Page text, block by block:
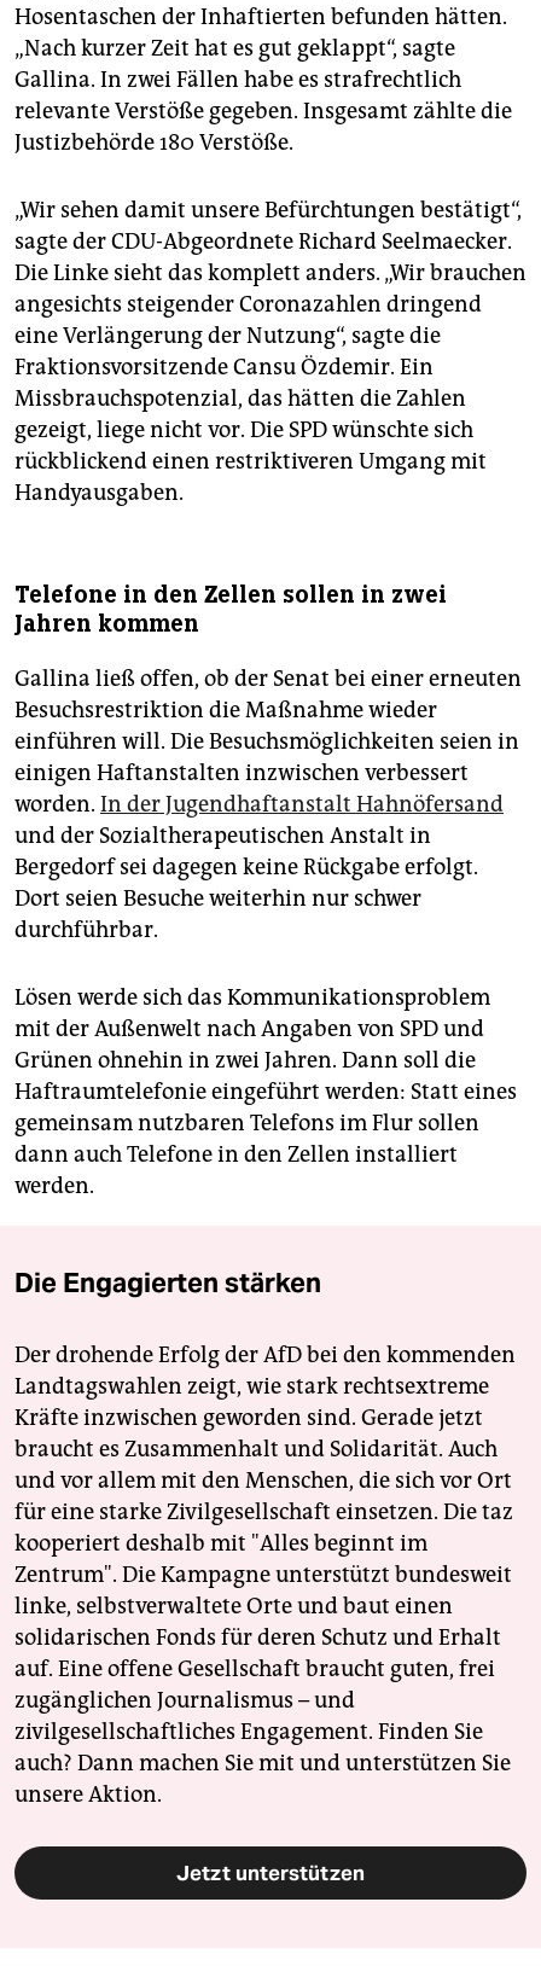
Hosentaschen der Inhaftierten befunden hätten.
„Nach kurzer Zeit hat es gut geklappt“, sagte
Gallina. In zwei Fällen habe es strafrechtlich
relevante Verstöße gegeben. Insgesamt zählte die
Justizbehörde 180 Verstöße.
„Wir sehen damit unsere Befürchtungen bestätigt“,
sagte der CDU-Abgeordnete Richard Seelmaecker.
Die Linke sieht das komplett anders. „Wir brauchen
angesichts steigender Coronazahlen dringend
eine Verlängerung der Nutzung“, sagte die
Fraktionsvorsitzende Cansu Özdemir. Ein
Missbrauchspotenzial, das hätten die Zahlen
gezeigt, liege nicht vor. Die SPD wünschte sich
rückblickend einen restriktiveren Umgang mit
Handyausgaben.
Telefone in den Zellen sollen in zwei
Jahren kommen
Gallina ließ offen, ob der Senat bei einer erneuten
Besuchsrestriktion die Maßnahme wieder
einführen will. Die Besuchsmöglichkeiten seien in
einigen Haftanstalten inzwischen verbessert
worden. In der Jugendhaftanstalt Hahnöfersand
und der Sozialtherapeutischen Anstalt in
Bergedorf sei dagegen keine Rückgabe erfolgt.
Dort seien Besuche weiterhin nur schwer
durchführbar.
Lösen werde sich das Kommunikationsproblem
mit der Außenwelt nach Angaben von SPD und
Grünen ohnehin in zwei Jahren. Dann soll die
Haftraumtelefonie eingeführt werden: Statt eines
gemeinsam nutzbaren Telefons im Flur sollen
dann auch Telefone in den Zellen installiert
werden.
Die Engagierten stärken
Der drohende Erfolg der AfD bei den kommenden
Landtagswahlen zeigt, wie stark rechtsextreme
Kräfte inzwischen geworden sind. Gerade jetzt
braucht es Zusammenhalt und Solidarität. Auch
und vor allem mit den Menschen, die sich vor Ort
für eine starke Zivilgesellschaft einsetzen. Die taz
kooperiert deshalb mit "Alles beginnt im
Zentrum". Die Kampagne unterstützt bundesweit
linke, selbstverwaltete Orte und baut einen
solidarischen Fonds für deren Schutz und Erhalt
auf. Eine offene Gesellschaft braucht guten, frei
zugänglichen Journalismus – und
zivilgesellschaftliches Engagement. Finden Sie
auch? Dann machen Sie mit und unterstützen Sie
unsere Aktion.
Jetzt unterstützen